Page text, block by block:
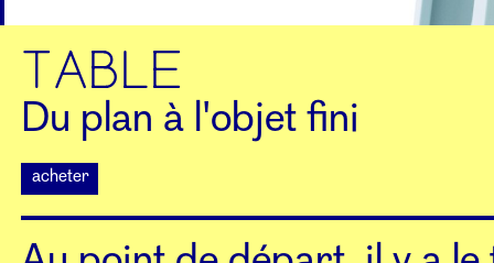
TABLE
Du plan à l'objet fini
acheter